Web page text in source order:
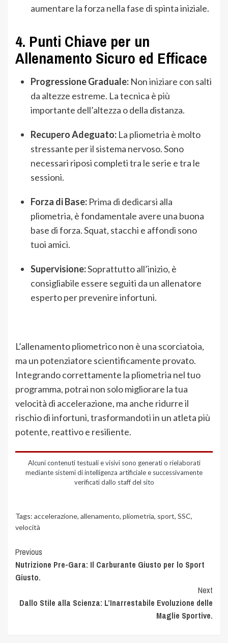
aumentare la forza nella fase di spinta iniziale.
4. Punti Chiave per un
Allenamento Sicuro ed Efficace
Progressione Graduale: Non iniziare con salti
da altezze estreme. La tecnica è più
importante dell’altezza o della distanza.
Recupero Adeguato: La pliometria è molto
stressante per il sistema nervoso. Sono
necessari riposi completi tra le serie e tra le
sessioni.
Forza di Base: Prima di dedicarsi alla
pliometria, è fondamentale avere una buona
base di forza. Squat, stacchi e affondi sono
tuoi amici.
Supervisione:Soprattutto all’inizio, è
consigliabile essere seguiti da un allenatore
esperto per prevenire infortuni.
L’allenamento pliometrico non è una scorciatoia,
ma un potenziatore scientificamente provato.
Integrando correttamente la pliometria nel tuo
programma, potrai non solo migliorare la tua
velocità di accelerazione, ma anche ridurre il
rischio di infortuni, trasformandoti in un atleta più
potente, reattivo e resiliente.
Alcuni contenuti testuali e visivi sono generati o rielaborati
mediante sistemi di intelligenza artificiale e successivamente
verificati dallo staff del sito
Tags: accelerazione, allenamento, pliometria, sport, SSC,
velocità
Previous
Nutrizione Pre-Gara: Il Carburante Giusto per lo Sport
Giusto.
Next
Dallo Stile alla Scienza: L’Inarrestabile Evoluzione delle
Maglie Sportive.